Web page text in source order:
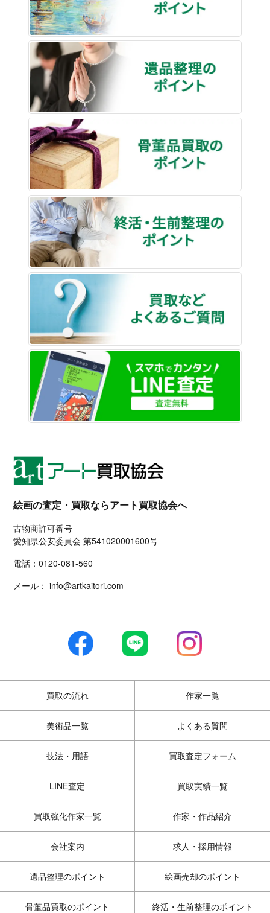
絵画の査定・買取ならアート買取協会へ
古物商許可番号
愛知県公安委員会 第541020001600号
電話：0120-081-560
メール： info@artkaitori.com
買取の流れ 作家一覧
美術品一覧 よくある質問
技法・用語 買取査定フォーム
LINE査定 買取実績一覧
買取強化作家一覧 作家・作品紹介
会社案内 求人・採用情報
遺品整理のポイント 絵画売却のポイント
骨董品買取のポイント 終活・生前整理のポイント